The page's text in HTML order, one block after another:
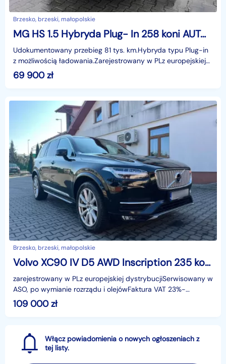
Brzesko, brzeski, małopolskie
MG HS 1.5 Hybryda Plug- In 258 koni AUTOMAT, zarejestrowany w PL
Udokumentowany przebieg 81 tys. km.Hybryda typu Plug-in
z możliwością ładowania.Zarejestrowany w PLz europejskiej
dystrybucji* Klimatyzacja automatyczna dwustre
69 900zł
Brzesko, brzeski, małopolskie
Volvo XC90 IV D5 AWD Inscription 235 koni AUTOMAT
zarejestrowany w PLz europejskiej dystrybucjiSerwisowany w
ASO, po wymianie rozrządu i olejówFaktura VAT 23%-
Wysoka wersja wyposażeniowa INSCRIPTION,- Napęd 4x
109 000zł
Włącz powiadomienia o nowych ogłoszeniach z
tej listy.